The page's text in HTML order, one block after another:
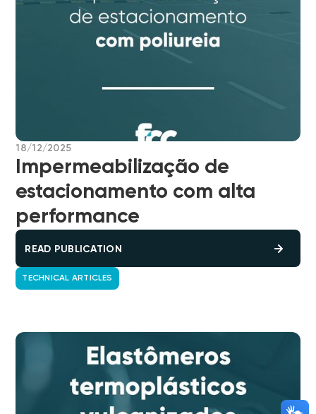
18/12/2025
Impermeabilização de
estacionamento com alta
performance
READ PUBLICATION
TECHNICAL ARTICLES